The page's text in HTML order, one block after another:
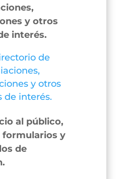
y otros
interés.
de
y otros
de interés.
al público,
formularios y
de